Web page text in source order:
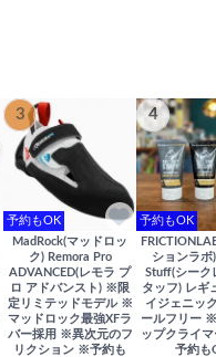
3
予約もOK
MadRock(マッドロッ
ク) Remora Pro
ADVANCED(レモラ プ
ロ アドバンスト) ※限
定リミテッドモデル ※
マッドロック最強XFラ
バー採用 ※異次元のフ
リクション ※予約も
4
予約もOK
ションラボ
Stuff(シーク
タッフ) レギ
イジェニッ
ールフリー
ップクライ
予約も